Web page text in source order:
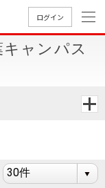
ログイン
ャンパス